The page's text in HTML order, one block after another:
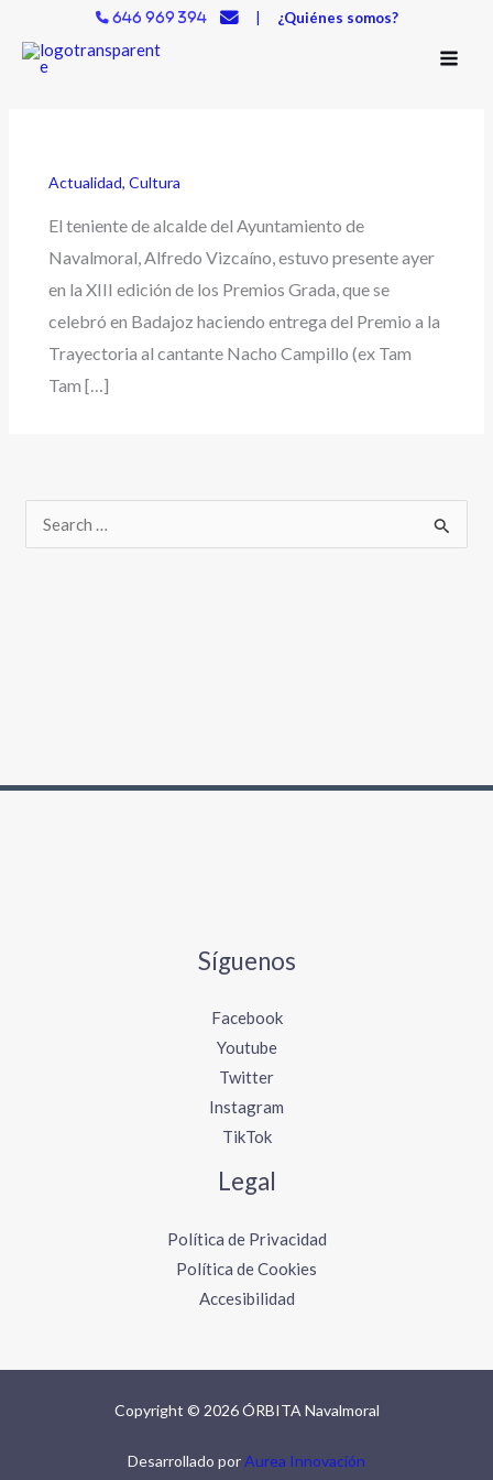
contenido
646 969 394 | ¿Quiénes somos?
Actualidad,Cultura
El teniente de alcalde del Ayuntamiento de
Navalmoral, Alfredo Vizcaíno, estuvo presente ayer
en la XIII edición de los Premios Grada, que se
celebró en Badajoz haciendo entrega del Premio a la
Trayectoria al cantante Nacho Campillo (ex Tam
Tam […]
Síguenos
Facebook
Youtube
Twitter
Instagram
TikTok
Legal
Política de Privacidad
Política de Cookies
Accesibilidad
Copyright © 2026 ÓRBITA Navalmoral
Desarrollado porAurea Innovación